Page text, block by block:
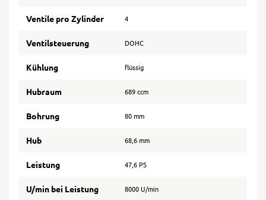
Ventile pro Zylinder 4
Ventilsteuerung DOHC
Kühlung flüssig
Hubraum 689 ccm
Bohrung 80 mm
Hub 68,6 mm
Leistung 47,6 PS
U/min bei Leistung 8000 U/min